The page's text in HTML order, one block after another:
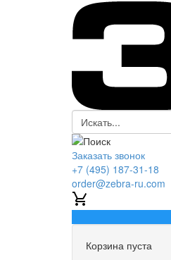
Заказать звонок
+7 (495) 187-31-18
order@zebra-ru.com
Корзина пуста